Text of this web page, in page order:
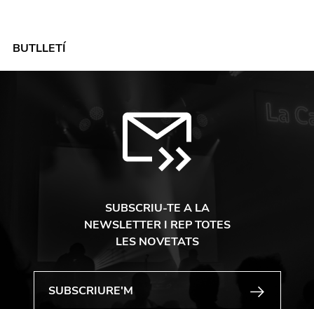
BUTLLETÍ
SUBSCRIU-TE A LA
NEWSLETTER I REP TOTES
LES NOVETATS